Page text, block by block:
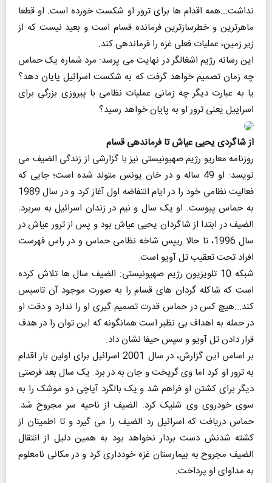
نداشت...همه اقدام ها برای ترور او شکست خورده است. او قطعا
ماهرترین و خطرسازترین فرمانده قسام است و بعید نیست که از
زیر زمین، عملیات فعلی غزه را فرماندهی کند.
این رسانه رژیم اشغالگر در نهایت می پرسد: مرد شماره یک حماس
چه زمان تصمیم خواهد گرفت که به شکست اسرائیل پایان دهد؟
یا به عبارت دیگر چه زمانی عملیات نظامی با پیروزی بزرگی برای
اسراییل یعنی ترور او به پایان خواهد رسید؟
از شاگردی یحیی عیاش تا فرماندهی قسام
روزنامه معاریو رژیم صهیونیستی نیز با گزارشی از زندگی الضیف می
نویسد: او 49 ساله و در خان یونس متولد شده است؛ جایی که
فعالیت نظامی خود را در ایام انتفاضه اول آغاز کرد و در سال 1989
به حماس پیوست. او یک سال و نیم در زندان اسرائیل به سربرد.
الضیف در ابتدا از شاگردان یحیی عیاش بود و پس از ترور عیاش در
سال 1996، تا حالا رییس شاخه نظامی حماس و در راس فهرست
افراد تحت تعقیب تل آویو است.
شبکه 10 تلویزیون رژیم صهیونیستی: الضیف سال ها تلاش کرده
است که شاکله گردان های قسام را به صورت موجود آن تاسیس
کند...هیچ کس در حماس قدرت تصمیم گیری او را ندارد و دقت او
در حمله به اهداف بی نظیر است همانگونه که این توان را در هدف
قرار دادن تل آویو و سپس حیفا نشان داد.
بر اساس این گزارش، در سال 2001 اسرائیل برای اولین بار اقدام
به ترور او کرد اما وی گریخت و جان به در برد. یک سال بعد فرصتی
دیگر برای کشتن او فراهم شد و یک بالگرد آپاچی دو موشک را به
سوی خودروی وی شلیک کرد. الضیف از ناحیه سر مجروح شد.
حماس دریافت که اسرائیل رد الضیف را می گیرد و تا اطمینان از
کشته شدنش دست بردار نخواهد بود به همین دلیل از انتقال
الضیف مجروح به بیمارستان غزه خودداری کرد و در مکانی نامعلوم
به مداوای او پرداخت.